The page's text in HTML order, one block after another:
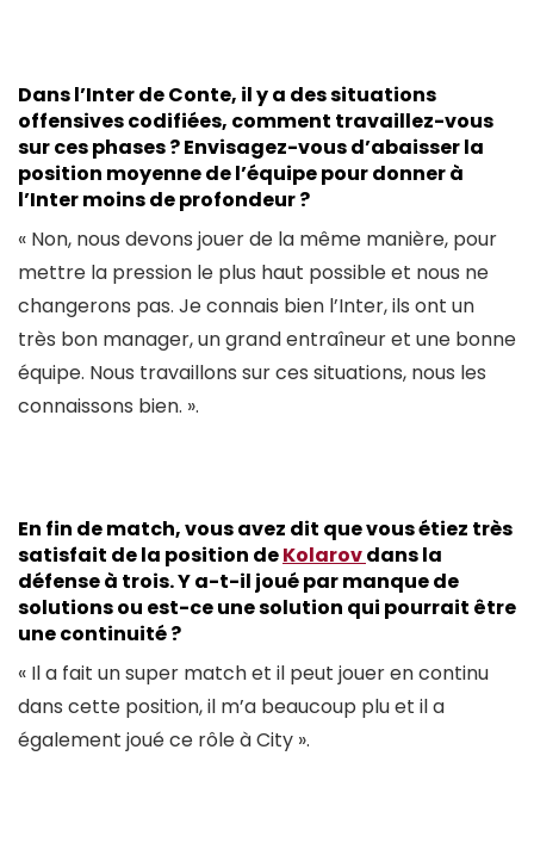
Dans l’Inter de Conte, il y a des situations
offensives codifiées, comment travaillez-vous
sur ces phases ? Envisagez-vous d’abaisser la
position moyenne de l’équipe pour donner à
l’Inter moins de profondeur ?
« Non, nous devons jouer de la même manière, pour
mettre la pression le plus haut possible et nous ne
changerons pas. Je connais bien l’Inter, ils ont un
très bon manager, un grand entraîneur et une bonne
équipe. Nous travaillons sur ces situations, nous les
connaissons bien. ».
En fin de match, vous avez dit que vous étiez très
satisfait de la position deKolarovdans la
défense à trois. Y a-t-il joué par manque de
solutions ou est-ce une solution qui pourrait être
une continuité ?
« Il a fait un super match et il peut jouer en continu
dans cette position, il m’a beaucoup plu et il a
également joué ce rôle à City ».